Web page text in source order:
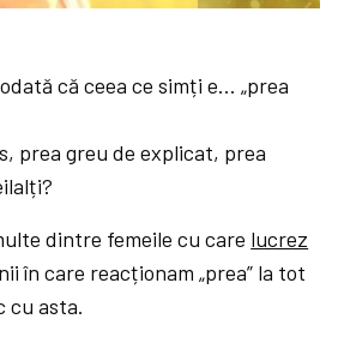
că ceea ce simți e… „prea
prea greu de explicat, prea
dintre femeile cu care lucrez
în care reacționam „prea” la tot
cu asta.